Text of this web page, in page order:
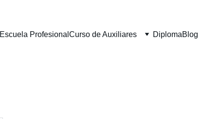
Escuela Profesional Curso de Auxiliares DiplomaBlog